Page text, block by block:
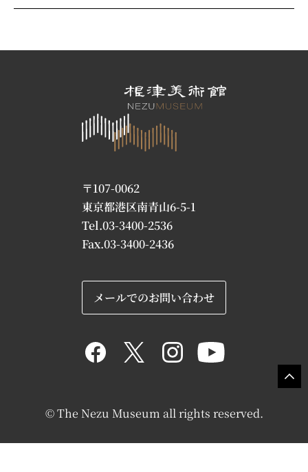
〒107-0062
東京都港区南青山6-5-1
Tel.03-3400-2536
Fax.03-3400-2436
メールでのお問い合わせ
© The Nezu Museum all rights reserved.